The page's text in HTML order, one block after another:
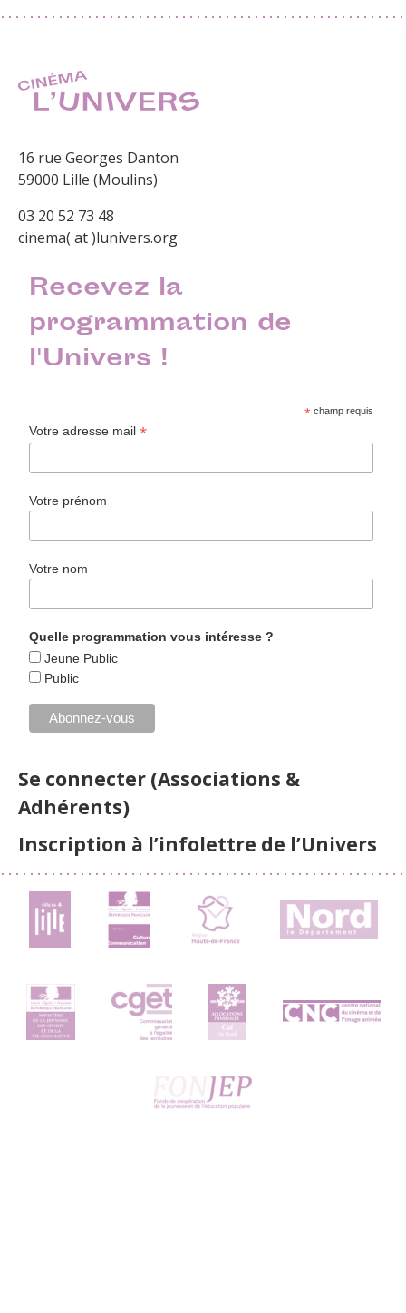
16 rue Georges Danton
59000 Lille (Moulins)
03 20 52 73 48
cinema( at )lunivers.org
Recevez la
programmation de
l'Univers !
* champ requis
Votre adresse mail*
Votre prénom
Votre nom
Quelle programmation vous intéresse ?
Jeune Public
Public
Se connecter (Associations &
Adhérents)
Inscription à l’infolettre de l’Univers